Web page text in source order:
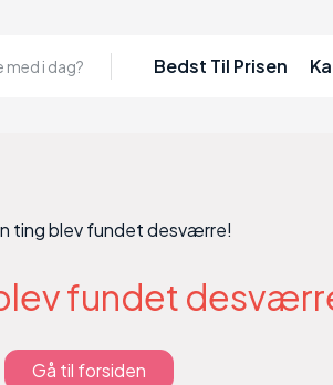
med i dag? Bedst Til Prisen
fundet
Gå til forsiden